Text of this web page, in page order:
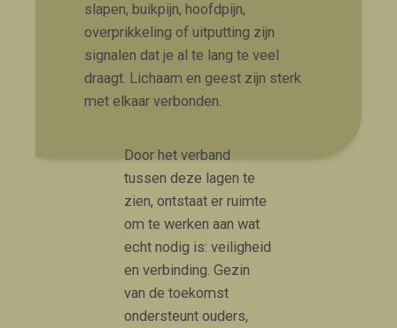
slapen, buikpijn, hoofdpijn,
overprikkeling of uitputting zijn
signalen dat je al te lang te veel
draagt. Lichaam en geest zijn sterk
met elkaar verbonden.
Door het verband
tussen deze lagen te
zien, ontstaat er ruimte
om te werken aan wat
echt nodig is: veiligheid
en verbinding. Gezin
van de toekomst
ondersteunt ouders,